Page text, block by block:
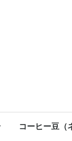
コーヒー豆（